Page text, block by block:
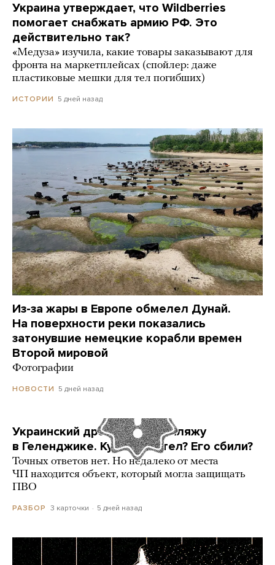
Украина утверждает, что Wildberries
помогает снабжать армию РФ. Это
действительно так?
«Медуза» изучила, какие товары заказывают для
фронта на маркетплейсах (спойлер: даже
пластиковые мешки для тел погибших)
ИСТОРИИ 5 дней назад
Из-за жары в Европе обмелел Дунай.
На поверхности реки показались
затонувшие немецкие корабли времен
Второй мировой
Фотографии
НОВОСТИ 5 дней назад
Украинский дрон попал по пляжу
в Геленджике. Куда он летел? Его сбили?
Точных ответов нет. Но недалеко от места
ЧП находится объект, который могла защищать
ПВО
РАЗБОР 3 карточки 5 дней назад